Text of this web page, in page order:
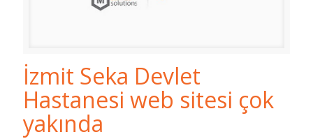
İzmit Seka Devlet
Hastanesi web sitesi çok
yakında